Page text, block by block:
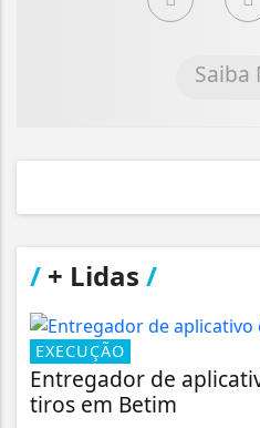
Saiba
/ + Lidas /
EXECUÇÃO
Entregador de
tiros em Betim